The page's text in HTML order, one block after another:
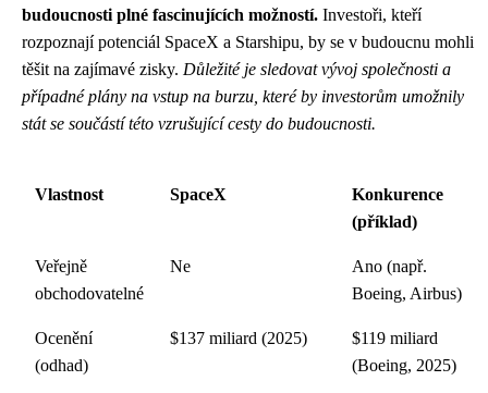
budoucnosti plné fascinujících možností. Investoři, kteří
rozpoznají potenciál SpaceX a Starshipu, by se v budoucnu mohli
těšit na zajímavé zisky. Důležité je sledovat vývoj společnosti a
případné plány na vstup na burzu, které by investorům umožnily
stát se součástí této vzrušující cesty do budoucnosti.
Vlastnost SpaceX
Konkurence
(příklad)
Veřejně
obchodovatelné
Ne
Ano (např.
Boeing, Airbus)
Ocenění
(odhad)
$137 miliard (2025)
$119 miliard
(Boeing, 2025)